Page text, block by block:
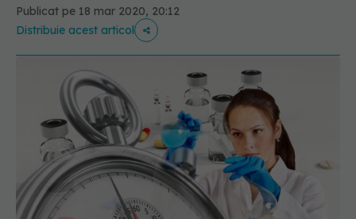
Publicat pe 18 mar 2020, 20:12
Distribuie acest articol